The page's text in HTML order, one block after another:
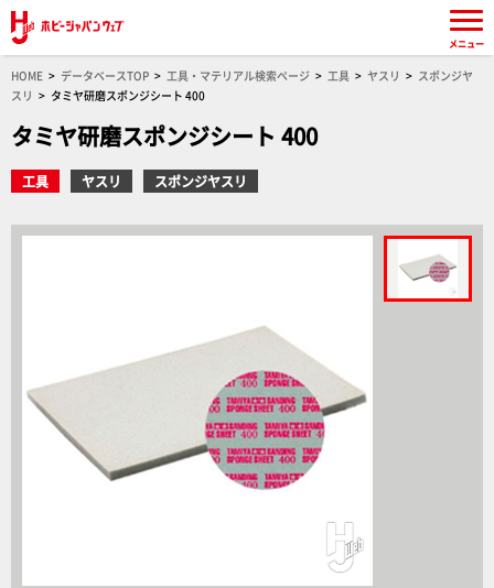
HOME データベースTOP 工具・マテリアル検索ページ 工具 ヤスリ
スポンジヤ
スリ
タミヤ研磨スポンジシート 400
タミヤ研磨スポンジシート 400
工具 ヤスリ スポンジヤスリ
メニュー